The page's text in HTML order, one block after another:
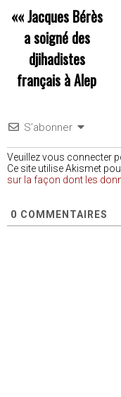
««Jacques Bérès
a soigné des
djihadistes
français à Alep
S’abonner
Veuillez vous connecter
Ce site utilise Akismet
sur la façon dont les
0 COMMENTAIRES